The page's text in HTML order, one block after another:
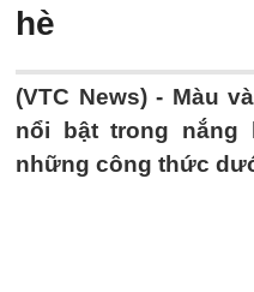
hè
(VTC News) - Màu
nổi bật trong nắng
những công thức